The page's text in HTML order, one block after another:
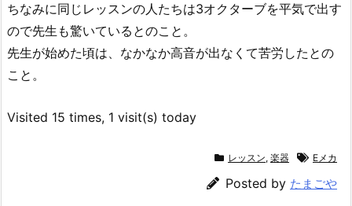
ちなみに同じレッスンの人たちは3オクターブを平気で出す
ので先生も驚いているとのこと。
先生が始めた頃は、なかなか高音が出なくて苦労したとの
こと。
Visited 15 times, 1 visit(s) today
レッスン, 楽器 Eメカ
Posted by たまごや